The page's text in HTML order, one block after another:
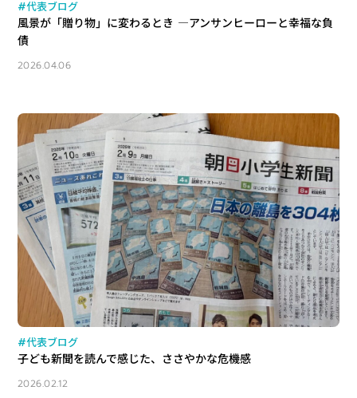
#代表ブログ
風景が「贈り物」に変わるとき ―アンサンヒーローと幸福な負
債
2026.04.06
#代表ブログ
子ども新聞を読んで感じた、ささやかな危機感
2026.02.12